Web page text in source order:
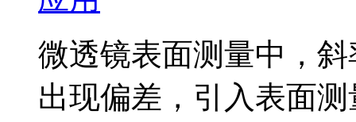
微透镜表面测量中，
出现偏差，引入表面